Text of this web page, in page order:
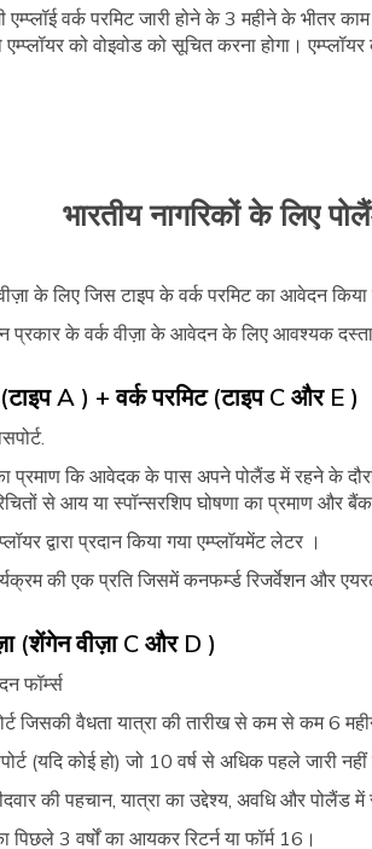
एम्प्लॉई वर्क परमिट जारी होने के 3 महीने के
एम्प्लॉयर को वोइवोड को सूचित करना होगा।
भारतीय नागरिकों के लिए
के लिए जिस टाइप के वर्क परमिट का आवेदन
प्रकार के वर्क वीज़ा के आवेदन के लिए आवश्यक
(टाइप A ) + वर्क परमिट (टाइप C और E )
प्रमाण कि आवेदक के पास अपने पोलैंड में रहने के
से आय या स्पॉन्सरशिप घोषणा का प्रमाण और
द्वारा प्रदान किया गया एम्प्लॉयमेंट लेटर ।
की एक प्रति जिसमें कनफर्म्ड रिजर्वेशन और
(शेंगेन वीज़ा C और D )
फॉर्म्स
जिसकी वैधता यात्रा की तारीख से कम से कम 6
(यदि कोई हो) जो 10 वर्ष से अधिक पहले जारी
की पहचान, यात्रा का उद्देश्य, अवधि और
3 वर्षों का आयकर रिटर्न या फॉर्म 16।